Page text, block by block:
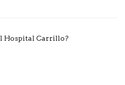
Hospital Carrillo?